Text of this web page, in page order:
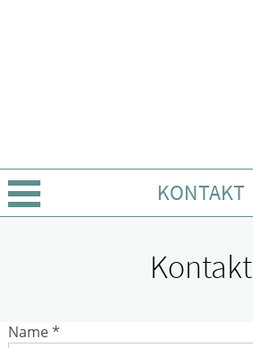
KONTAKT
Leistungen
Kontakt
Name *